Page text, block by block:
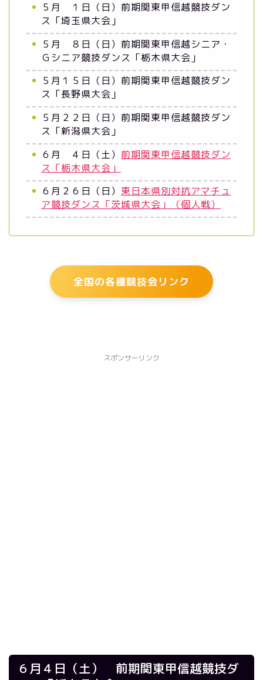
５月 １日（日）前期関東甲信越競技ダン
ス「埼玉県大会」
５月 ８日（日）前期関東甲信越シニア・
Ｇシニア競技ダンス「栃木県大会」
５月１５日（日）前期関東甲信越競技ダン
ス「長野県大会」
５月２２日（日）前期関東甲信越競技ダン
ス「新潟県大会」
６月 ４日（土） 前期関東甲信越競技ダン
ス「栃木県大会」
６月２６日（日） 東日本県別対抗アマチュ
ア競技ダンス「茨城県大会」（個人戦）
全国の各種競技会リンク
スポンサーリンク
６月４日（土） 前期関東甲信越競技ダ